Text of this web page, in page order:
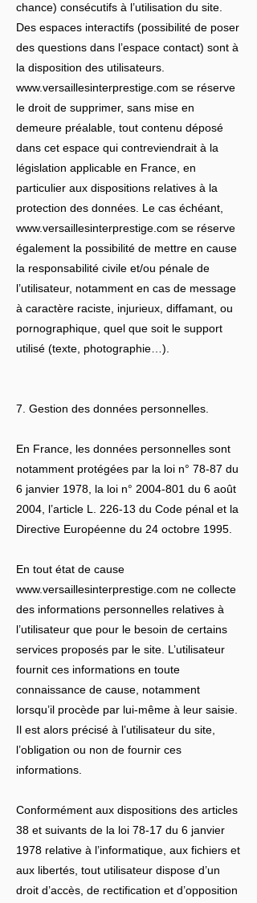
chance) consécutifs à l’utilisation du site.
Des espaces interactifs (possibilité de poser
des questions dans l’espace contact) sont à
la disposition des utilisateurs.
www.versaillesinterprestige.com se réserve
le droit de supprimer, sans mise en
demeure préalable, tout contenu déposé
dans cet espace qui contreviendrait à la
législation applicable en France, en
particulier aux dispositions relatives à la
protection des données. Le cas échéant,
www.versaillesinterprestige.com se réserve
également la possibilité de mettre en cause
la responsabilité civile et/ou pénale de
l’utilisateur, notamment en cas de message
à caractère raciste, injurieux, diffamant, ou
pornographique, quel que soit le support
utilisé (texte, photographie…).
7. Gestion des données personnelles.
En France, les données personnelles sont
notamment protégées par la loi n° 78-87 du
6 janvier 1978, la loi n° 2004-801 du 6 août
2004, l’article L. 226-13 du Code pénal et la
Directive Européenne du 24 octobre 1995.
En tout état de cause
www.versaillesinterprestige.com ne collecte
des informations personnelles relatives à
l’utilisateur que pour le besoin de certains
services proposés par le site. L’utilisateur
fournit ces informations en toute
connaissance de cause, notamment
lorsqu’il procède par lui-même à leur saisie.
Il est alors précisé à l’utilisateur du site,
l’obligation ou non de fournir ces
informations.
Conformément aux dispositions des articles
38 et suivants de la loi 78-17 du 6 janvier
1978 relative à l’informatique, aux fichiers et
aux libertés, tout utilisateur dispose d’un
droit d’accès, de rectification et d’opposition